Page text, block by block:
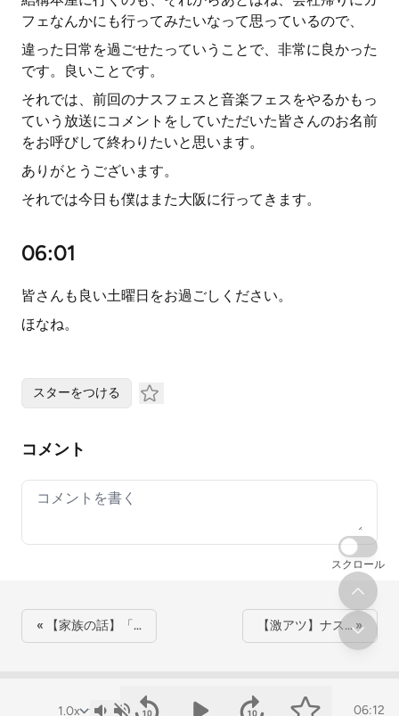
フェなんかにも行ってみたいなって思っているので、
違った日常を過ごせたっていうことで、非常に良かった
です。良いことです。
それでは、前回のナスフェスと音楽フェスをやるかもっ
ていう放送にコメントをしていただいた皆さんのお名前
をお呼びして終わりたいと思います。
ありがとうございます。
それでは今日も僕はまた大阪に行ってきます。
06:01
皆さんも良い土曜日をお過ごしください。
ほなね。
06:12
スターをつける
コメント
Your comment
« 【家族の話】「… 【激アツ】ナス… »
スクロール